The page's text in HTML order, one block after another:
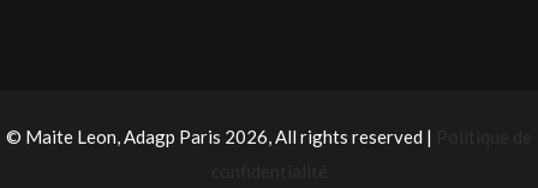
© Maite Leon, Adagp Paris 2026, All rights reserved |